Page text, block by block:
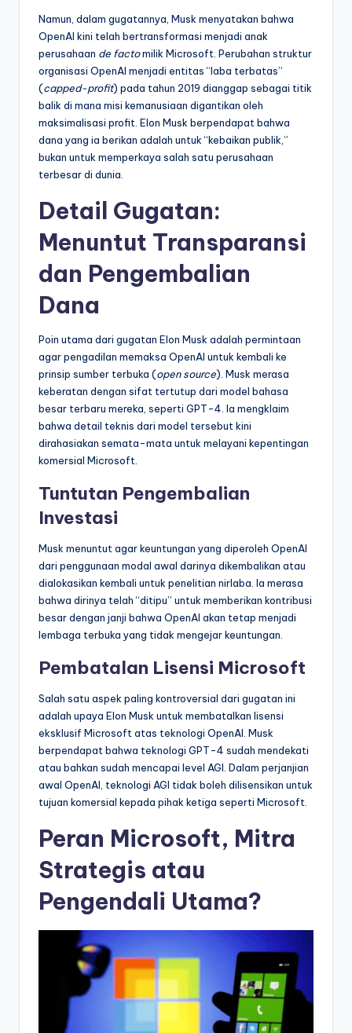
Namun, dalam gugatannya, Musk menyatakan bahwa
OpenAI kini telah bertransformasi menjadi anak
perusahaan de factomilik Microsoft. Perubahan struktur
organisasi OpenAI menjadi entitas “laba terbatas”
(capped-profit) pada tahun 2019 dianggap sebagai titik
balik di mana misi kemanusiaan digantikan oleh
maksimalisasi profit. Elon Musk berpendapat bahwa
dana yang ia berikan adalah untuk “kebaikan publik,”
bukan untuk memperkaya salah satu perusahaan
terbesar di dunia.
Detail Gugatan:
Menuntut Transparansi
dan Pengembalian
Dana
Poin utama dari gugatan Elon Musk adalah permintaan
agar pengadilan memaksa OpenAI untuk kembali ke
prinsip sumber terbuka (open source). Musk merasa
keberatan dengan sifat tertutup dari model bahasa
besar terbaru mereka, seperti GPT-4. Ia mengklaim
bahwa detail teknis dari model tersebut kini
dirahasiakan semata-mata untuk melayani kepentingan
komersial Microsoft.
Tuntutan Pengembalian
Investasi
Musk menuntut agar keuntungan yang diperoleh OpenAI
dari penggunaan modal awal darinya dikembalikan atau
dialokasikan kembali untuk penelitian nirlaba. Ia merasa
bahwa dirinya telah “ditipu” untuk memberikan kontribusi
besar dengan janji bahwa OpenAI akan tetap menjadi
lembaga terbuka yang tidak mengejar keuntungan.
Pembatalan Lisensi Microsoft
Salah satu aspek paling kontroversial dari gugatan ini
adalah upaya Elon Musk untuk membatalkan lisensi
eksklusif Microsoft atas teknologi OpenAI. Musk
berpendapat bahwa teknologi GPT-4 sudah mendekati
atau bahkan sudah mencapai level AGI. Dalam perjanjian
awal OpenAI, teknologi AGI tidak boleh dilisensikan untuk
tujuan komersial kepada pihak ketiga seperti Microsoft.
Peran Microsoft, Mitra
Strategis atau
Pengendali Utama?